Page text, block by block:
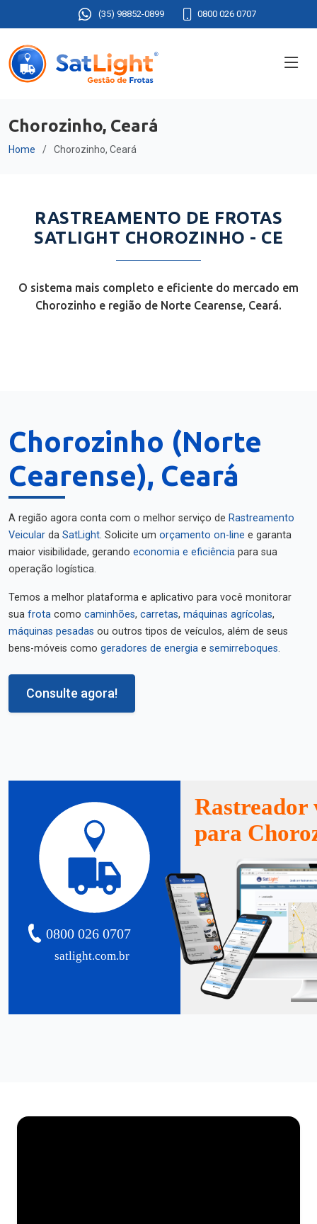
(35) 98852-0899 0800 026 0707
Chorozinho, Ceará
Home Chorozinho, Ceará
RASTREAMENTO DE FROTAS
SATLIGHT CHOROZINHO - CE
O sistema mais completo e eficiente do mercado em
Chorozinho e região de Norte Cearense, Ceará.
Chorozinho (Norte
Cearense), Ceará
A região agora conta com o melhor serviço de Rastreamento
Veicular da SatLight. Solicite um orçamento on-line e garanta
maior visibilidade, gerando economia e eficiência para sua
operação logística.
Temos a melhor plataforma e aplicativo para você monitorar
sua frota como caminhões, carretas, máquinas agrícolas,
máquinas pesadas ou outros tipos de veículos, além de seus
bens-móveis como geradores de energia e semirreboques.
Consulte agora!
satlight.com.br
0800 026 0707
Rastreador
para